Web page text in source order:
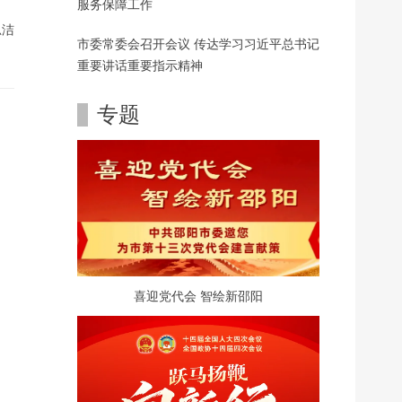
服务保障工作
市委常委会召开会议 传达学习习近平总书记
重要讲话重要指示精神
专题
喜迎党代会 智绘新邵阳